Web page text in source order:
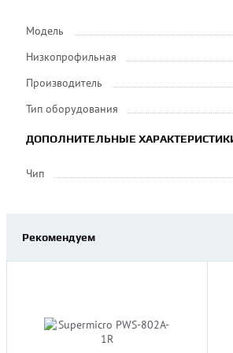
Модель
Низкопрофильная
Производитель
Тип оборудования
ДОПОЛНИТЕЛЬНЫЕ
Чип
Рекомендуем